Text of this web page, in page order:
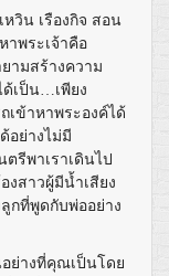
วิน เรืองกิจ สอน
าพระเจ้าคือ
ยามสร้างความ
ด้เป็น…เพียง
เข้าหาพระองค์ได้
อย่างไม่มี
รีพาเราเดินไป
งสาวผู้มีน้ำเสียง
กที่พูดกับพ่ออย่าง
ย่างที่คุณเป็นโดย